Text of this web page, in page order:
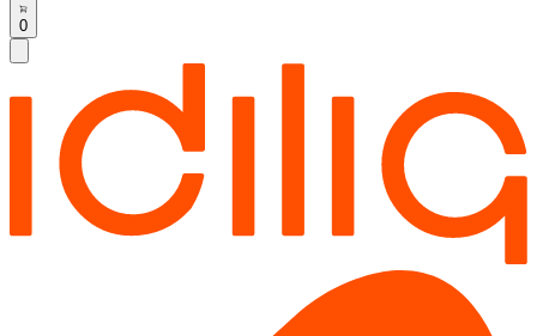
0